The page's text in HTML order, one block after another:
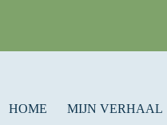
HOME MIJN VERHAAL